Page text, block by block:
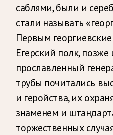
саблями, были и
стали называть
Первым
Егерский полк,
прославленный
трубы почитались
и геройства, их
знаменем и
торжественных